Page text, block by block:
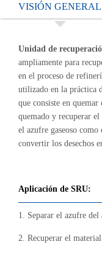
VISIÓN GENERAL
Unidad de
ampliamente para
en el proceso de
utilizado en la práctica
que consiste en
quemado y recuperar
el azufre gaseoso
convertir los desechos
Aplicación de SRU:
1. Separar el azufre del
2. Recuperar el